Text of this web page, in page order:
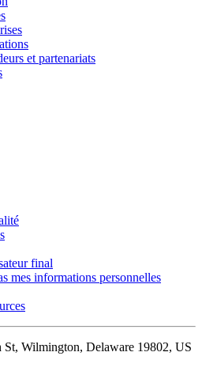
et partenariats
final
mes informations personnelles
Wilmington, Delaware 19802, US